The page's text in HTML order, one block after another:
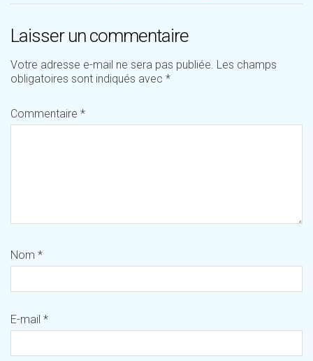
Laisser un commentaire
Votre adresse e-mail ne sera pas publiée. Les champs
obligatoires sont indiqués avec *
Commentaire *
Nom *
E-mail *